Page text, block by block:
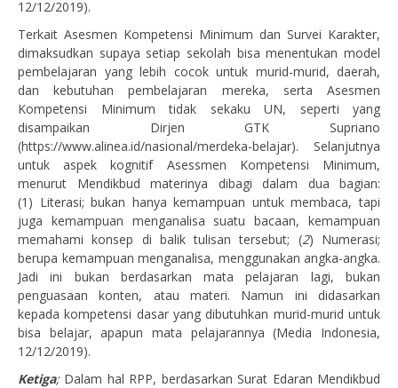
12/12/2019).
Terkait Asesmen Kompetensi Minimum dan Survei Karakter,
dimaksudkan supaya setiap sekolah bisa menentukan model
pembelajaran yang lebih cocok untuk murid-murid, daerah,
dan kebutuhan pembelajaran mereka, serta Asesmen
Kompetensi Minimum tidak sekaku UN, seperti yang
disampaikan Dirjen GTK Supriano
(https://www.alinea.id/nasional/merdeka-belajar). Selanjutnya
untuk aspek kognitif Asessmen Kompetensi Minimum,
menurut Mendikbud materinya dibagi dalam dua bagian:
(1) Literasi; bukan hanya kemampuan untuk membaca, tapi
juga kemampuan menganalisa suatu bacaan, kemampuan
memahami konsep di balik tulisan tersebut; (2) Numerasi;
berupa kemampuan menganalisa, menggunakan angka-angka.
Jadi ini bukan berdasarkan mata pelajaran lagi, bukan
penguasaan konten, atau materi. Namun ini didasarkan
kepada kompetensi dasar yang dibutuhkan murid-murid untuk
bisa belajar, apapun mata pelajarannya (Media Indonesia,
12/12/2019).
Ketiga;Dalam hal RPP, berdasarkan Surat Edaran Mendikbud